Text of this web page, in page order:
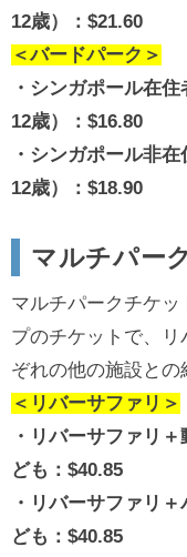
12歳）：$21.60
＜バードパーク ＞
・シンガポール
12歳）：$16.80
・シンガポール非
12歳）：$18.90
マルチパー
マルチパークチケッ
プのチケットで、
ぞれの他の施設との
＜リバーサファリ＞
・リバーサフ
ども：$40.85
・リバーサファ
ども：$40.85